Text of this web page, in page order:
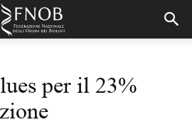
per il 23%